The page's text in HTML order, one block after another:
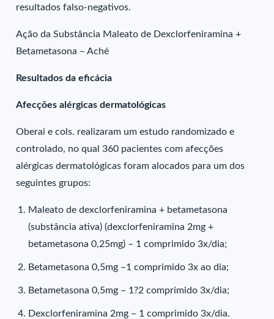
resultados falso-negativos.
Ação da Substância Maleato de Dexclorfeniramina +
Betametasona – Aché
Resultados da eficácia
Afecções alérgicas dermatológicas
Oberai e cols. realizaram um estudo randomizado e
controlado, no qual 360 pacientes com afecções
alérgicas dermatológicas foram alocados para um dos
seguintes grupos:
Maleato de dexclorfeniramina + betametasona
(substância ativa) (dexclorfeniramina 2mg +
betametasona 0,25mg) – 1 comprimido 3x/dia;
Betametasona 0,5mg –1 comprimido 3x ao dia;
Betametasona 0,5mg – 1?2 comprimido 3x/dia;
Dexclorfeniramina 2mg – 1 comprimido 3x/dia.